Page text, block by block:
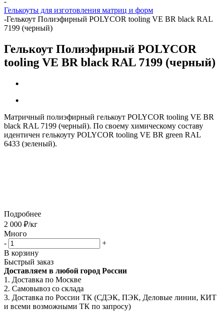
Гелькоуты для изготовления матриц и форм
-Гелькоут Полиэфирный POLYCOR tooling VE BR black RAL
7199 (черный)
Гелькоут Полиэфирный POLYCOR
tooling VE BR black RAL 7199 (черный)
Матричный полиэфирный гелькоут POLYCOR tooling VE BR
black RAL 7199 (черный). По своему химическому составу
идентичен гелькоуту POLYCOR tooling VE BR green RAL
6433 (зеленый).
Подробнее
2 000 ₽/кг
Много
-
+
В корзину
Быстрый заказ
Доставляем в любой город России
1. Доставка по Москве
2. Самовывоз со склада
3. Доставка по России ТК (СДЭК, ПЭК, Деловые линии, КИТ
и всеми возможными ТК по запросу)